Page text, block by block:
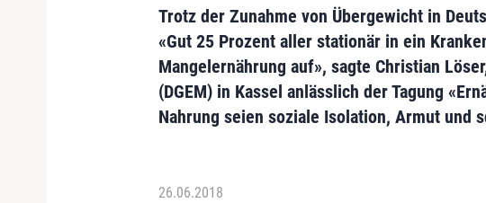
Trotz der Zunahme von Übergewicht in
«Gut 25 Prozent aller stationär in ein
Mangelernährung auf», sagte Christian
(DGEM) in Kassel anlässlich der Tagung
Nahrung seien soziale Isolation, Armut und
26.06.2018